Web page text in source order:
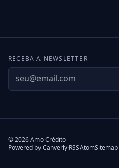
RECEBA A NEWSLETTER
© 2026 Amo Crédito
Powered by Canverly(abre em nova aba)
·RSSAtomSitemap